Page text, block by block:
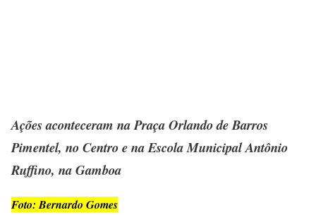
Ações aconteceram na Praça Orlando de Barros
Pimentel, no Centro e na Escola Municipal Antônio
Ruffino, na Gamboa
Foto: Bernardo Gomes